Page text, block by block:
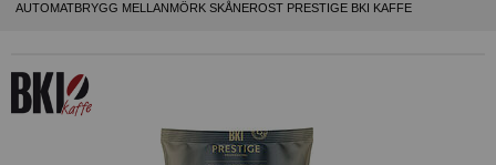
AUTOMATBRYGG MELLANMÖRK SKÅNEROST PRESTIGE BKI KAFFE